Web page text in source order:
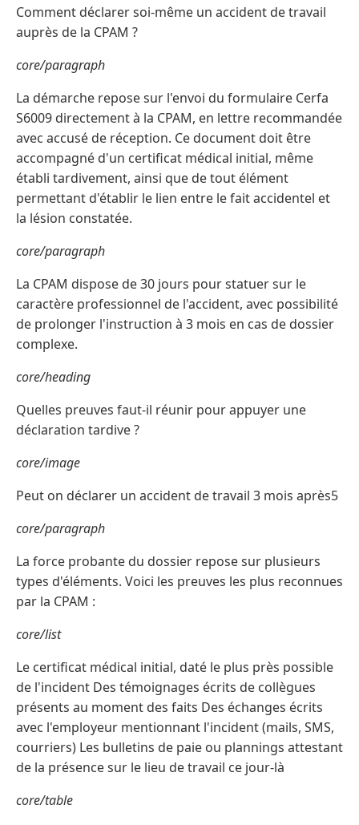
Comment déclarer soi-même un accident de travail
auprès de la CPAM ?
core/paragraph
La démarche repose sur l'envoi du formulaire Cerfa
S6009 directement à la CPAM, en lettre recommandée
avec accusé de réception. Ce document doit être
accompagné d'un certificat médical initial, même
établi tardivement, ainsi que de tout élément
permettant d'établir le lien entre le fait accidentel et
la lésion constatée.
core/paragraph
La CPAM dispose de 30 jours pour statuer sur le
caractère professionnel de l'accident, avec possibilité
de prolonger l'instruction à 3 mois en cas de dossier
complexe.
core/heading
Quelles preuves faut-il réunir pour appuyer une
déclaration tardive ?
core/image
Peut on déclarer un accident de travail 3 mois après5
core/paragraph
La force probante du dossier repose sur plusieurs
types d'éléments. Voici les preuves les plus reconnues
par la CPAM :
core/list
Le certificat médical initial, daté le plus près possible
de l'incident Des témoignages écrits de collègues
présents au moment des faits Des échanges écrits
avec l'employeur mentionnant l'incident (mails, SMS,
courriers) Les bulletins de paie ou plannings attestant
de la présence sur le lieu de travail ce jour-là
core/table